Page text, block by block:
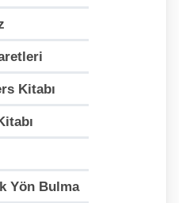
Kitabı
Yön Bulma